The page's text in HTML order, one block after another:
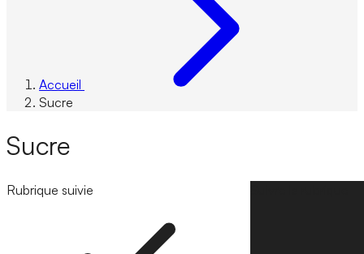
Accueil
Sucre
Sucre
Rubrique suivie